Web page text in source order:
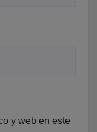
y web en este